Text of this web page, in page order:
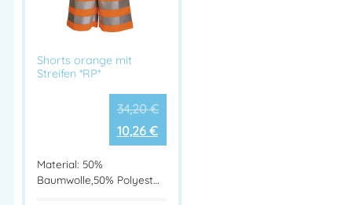
Shorts orange mit
Streifen *RP*
34,20€
10,26 €
Material: 50%
Baumwolle,50% Polyest…